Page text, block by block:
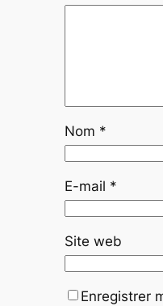
Nom *
E-mail *
Site web
Enregistrer